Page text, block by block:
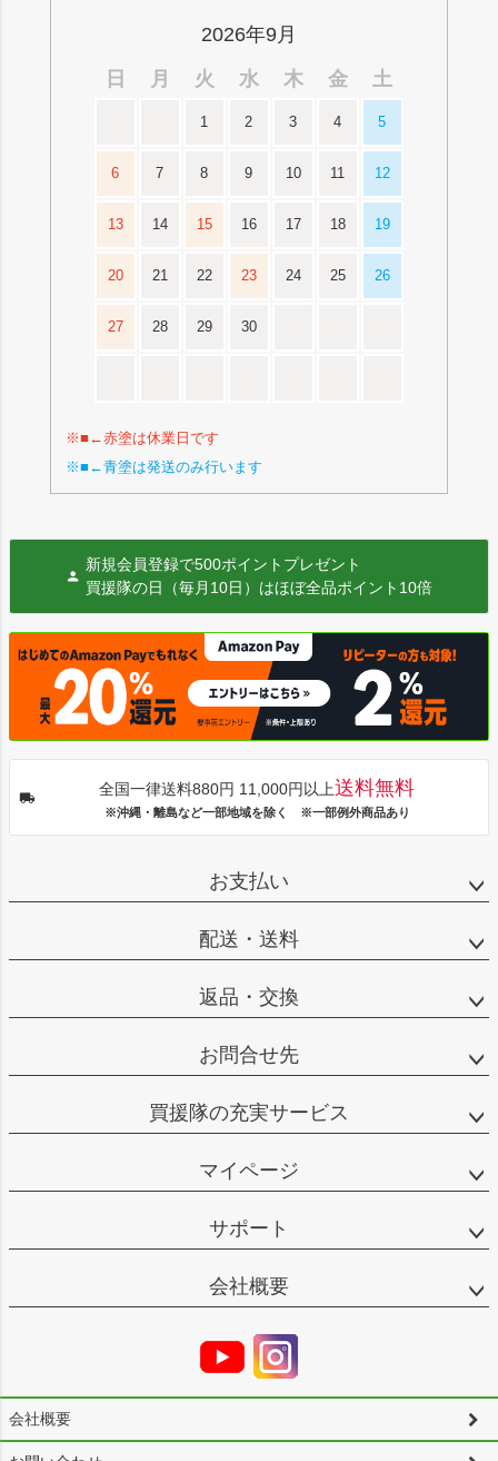
2026年9月
日
月 火 水 木 金 土
1 2 3 4 5
6 7 8 9 10 11 12
13 14 15 16 17 18 19
20 21 22 23 24 25 26
27 28 29 30
※■←赤塗は休業日です
※■←青塗は発送のみ行います
新規会員登録で500ポイントプレゼント
買援隊の日（毎月10日）はほぼ全品ポイント10倍
全国一律送料880円 11,000円以上送料無料
※沖縄・離島など一部地域を除く ※一部例外商品あり
お支払い
配送・送料
返品・交換
お問合せ先
買援隊の充実サービス
マイページ
サポート
会社概要
会社概要